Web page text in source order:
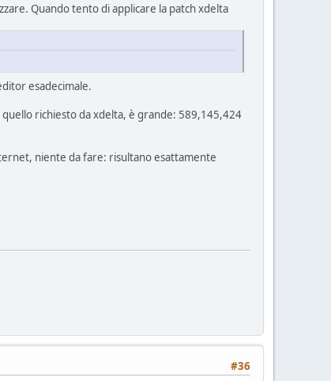
Quando tento di applicare la patch xdelta
esadecimale.
richiesto da xdelta, è grande: 589,145,424
niente da fare: risultano esattamente
#36